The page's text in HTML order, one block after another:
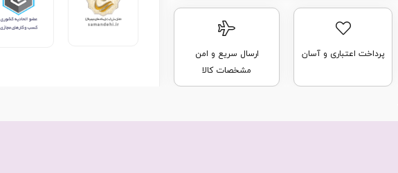
پرداخت اعتباری و آسان
ارسال سریع و امن
مشخصات کالا